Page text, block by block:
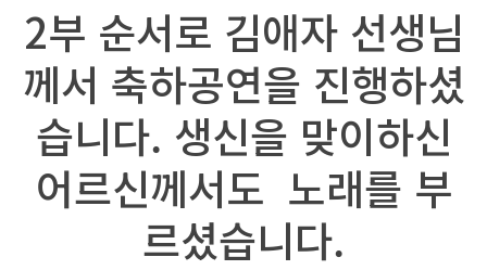
2부 순서로 김애자 선생님
께서 축하공연을 진행하셨
습니다. 생신을 맞이하신
어르신께서도 노래를 부
르셨습니다.